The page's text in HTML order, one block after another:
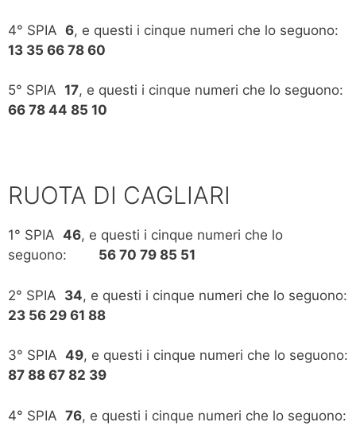
4° SPIA 6, e questi i cinque numeri che lo seguono:
13 35 66 78 60
5° SPIA 17, e questi i cinque numeri che lo seguono:
66 78 44 85 10
RUOTA DI CAGLIARI
1° SPIA 46, e questi i cinque numeri che lo
seguono: 56 70 79 85 51
2° SPIA 34, e questi i cinque numeri che lo seguono:
23 56 29 61 88
3° SPIA 49, e questi i cinque numeri che lo seguono:
87 88 67 82 39
4° SPIA 76, e questi i cinque numeri che lo seguono: